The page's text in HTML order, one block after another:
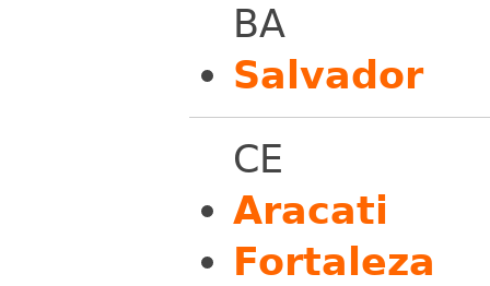
BA
Salvador
CE
Aracati
Fortaleza